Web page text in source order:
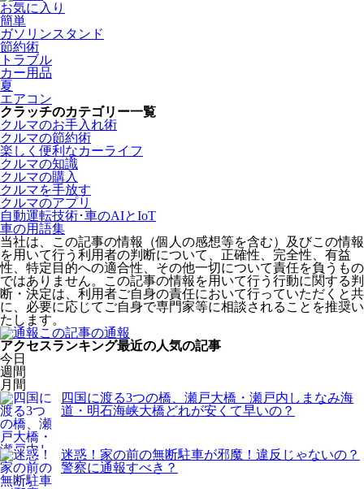
お気に入り
簡単
ガソリンスタンド
節約術
トラブル
カー用品
夏
エアコン
クラッチのカテゴリー一覧
クルマのお手入れ術
クルマの節約術
楽しく便利なカーライフ
クルマの知識
クルマの購入
クルマを手放す
クルマのアプリ
自動運転技術･車のAIとIoT
車の用語集
当社は、この記事の情報（個人の感想等を含む）及びこの情報
を用いて行う利用者の判断について、正確性、完全性、有益
性、特定目的への適合性、その他一切について責任を負うもの
ではありません。この記事の情報を用いて行う行動に関する判
断・決定は、利用者ご自身の責任において行っていただくと共
に、必要に応じてご自身で専門家等に相談されることを推奨い
たします。
この記事の通報
アクセスランキング最近の人気の記事
今日
週間
月間
四国に渡る3つの橋、瀬戸大橋・瀬戸内しまなみ海
道・明石海峡大橋どれが安くて早いの？
迷惑！家の前の無断駐車が邪魔！違反じゃないの？
警察に通報すべき？